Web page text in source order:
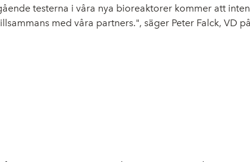
testerna i våra nya bioreaktorer kommer att
med våra partners.", säger Peter Falck, VD